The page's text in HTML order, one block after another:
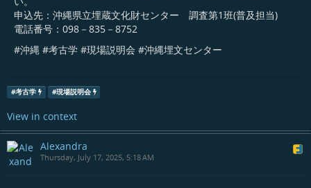
申込先：沖縄県立埋蔵文化財センター 調査第1班(普及担当)
電話番号：098－835－8752
#沖縄 #考古学 #現場説明会 #沖縄埋文センター
#考古学 #現場説明会
View in context
Alexandra
Thursday, July 17, 2025, 5:18 AM